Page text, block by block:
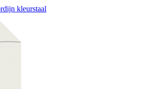
kleurstaal